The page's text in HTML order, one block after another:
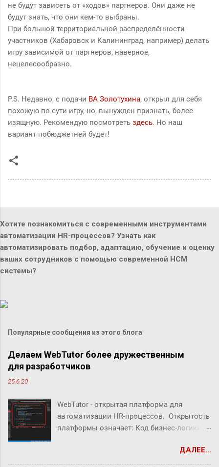
не будут зависеть от «ходов» партнеров. Они даже не
будут знать, что они кем-то выбраны.
При большой территориальной распределённости
участников (Хабаровск и Калининград, например) делать
игру зависимой от партнеров, наверное,
нецелесообразно.
P.S. Недавно, с подачи ВА Золотухина, открыл для себя
похожую по сути игру, но, вынужден признать, более
изящную. Рекомендую посмотреть здесь. Но наш
вариант побюджетней будет!
Хотите познакомиться с современными инструментами
автоматизации HR-процессов? Узнать как
автоматизировать подбор, адаптацию, обучение и оценку
ваших сотрудников с помощью современной HCM
системы?
Популярные сообщения из этого блога
Делаем WebTutor более дружественным
для разработчиков
25.6.20
WebTutor - открытая платформа для
автоматизации HR-процессов. Открытость
платформы означает: Код бизнес-логики
собственный код Можно заменять/
дополнять/расширять бизнес-логику
ДАЛЕЕ...